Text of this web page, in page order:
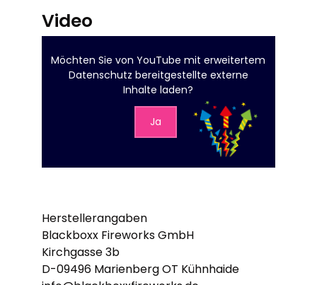
Video
Möchten Sie vonYouTube mit erweitertem
Datenschutz bereitgestellte externe
Inhalte laden?
Ja
Herstellerangaben
Blackboxx Fireworks GmbH
Kirchgasse 3b
D-09496 Marienberg OT Kühnhaide